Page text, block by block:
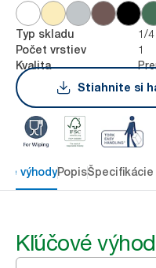
Typ skladu 1/4
Počet vrstiev 1
Kvalita
Stiahnite si
výhodyPopis
Kľúčové